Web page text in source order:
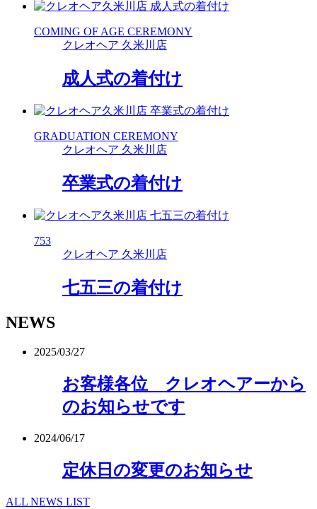
COMING OF AGE CEREMONY
クレオヘア 久米川店
成人式の着付け
GRADUATION CEREMONY
クレオヘア 久米川店
卒業式の着付け
753
クレオヘア 久米川店
七五三の着付け
NEWS
2025/03/27
お客様各位 クレオヘアーから
のお知らせです
2024/06/17
定休日の変更のお知らせ
ALL NEWS LIST